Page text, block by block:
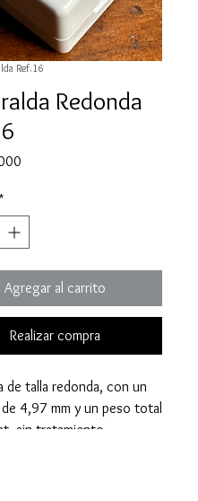
Ref.16
Redonda
*
Agregar al carrito
Realizar compra
de talla redonda, con un
4,97 mm y un peso total
sin tratamiento.